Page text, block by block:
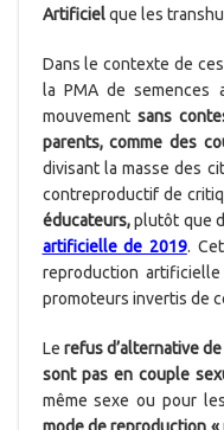
Artificielque les
Dans le contexte de
la PMA de semences
mouvement sans
parents, comme des
divisant la masse des
contreproductif de
éducateurs,plutôt que
artificielle de 2019.
reproduction
promoteurs invertis de
Le refus d’alternative
sont pas en couple
même sexe ou pour